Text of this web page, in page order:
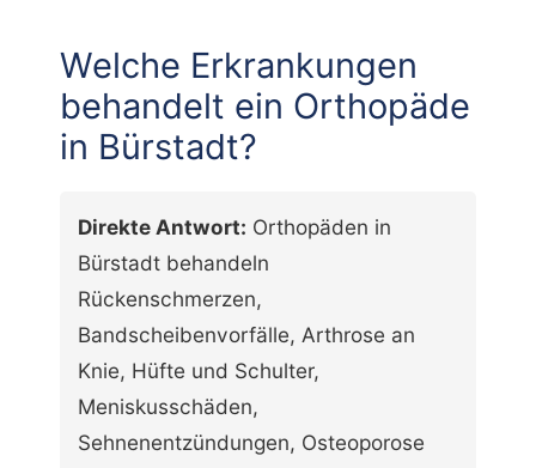
Welche Erkrankungen
behandelt ein Orthopäde
in Bürstadt?
Direkte Antwort: Orthopäden in
Bürstadt behandeln
Rückenschmerzen,
Bandscheibenvorfälle, Arthrose an
Knie, Hüfte und Schulter,
Meniskusschäden,
Sehnenentzündungen, Osteoporose